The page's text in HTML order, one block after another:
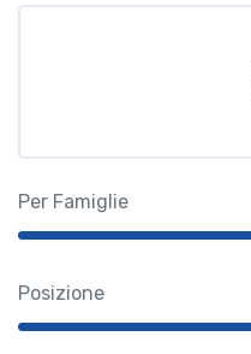
Per Famiglie
Posizione